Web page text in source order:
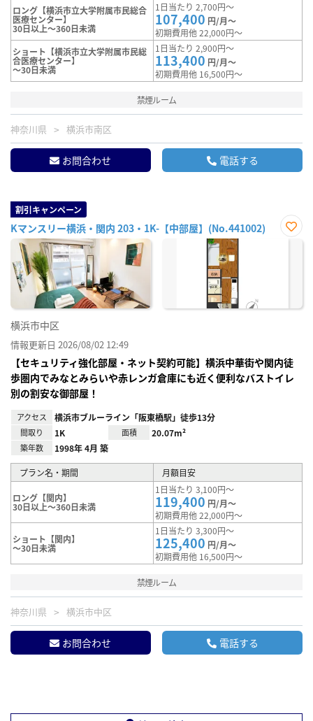
ロング【横浜市立大学附属市民総合
医療センター】
30日以上～360日未満
1日当たり 2,700円～
107,400 円/月～
初期費用他 22,000円～
ショート【横浜市立大学附属市民総
合医療センター】
～30日未満
1日当たり 2,900円～
113,400 円/月～
初期費用他 16,500円～
禁煙ルーム
神奈川県 横浜市南区
お問合わせ 電話する
割引キャンペーン
Kマンスリー横浜・関内 203・1K-【中部屋】(No.441002)
お気
横浜市中区
情報更新日 2026/08/02 12:49
【セキュリティ強化部屋・ネット契約可能】横浜中華街や関内徒
歩圏内でみなとみらいや赤レンガ倉庫にも近く便利なバストイレ
別の割安な御部屋！
アクセス 横浜市ブルーライン「阪東橋駅」徒歩13分
間取り 1K 面積 20.07m²
築年数 1998年 4月 築
プラン名・期間 月額目安
ロング【関内】
30日以上～360日未満
1日当たり 3,100円～
119,400 円/月～
初期費用他 22,000円～
ショート【関内】
～30日未満
1日当たり 3,300円～
125,400 円/月～
初期費用他 16,500円～
禁煙ルーム
神奈川県 横浜市中区
お問合わせ 電話する